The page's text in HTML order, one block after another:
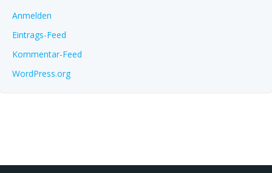
Anmelden
Eintrags-Feed
Kommentar-Feed
WordPress.org